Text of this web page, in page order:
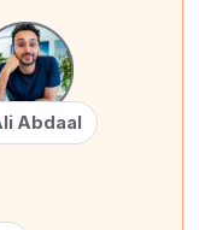
Abdaal